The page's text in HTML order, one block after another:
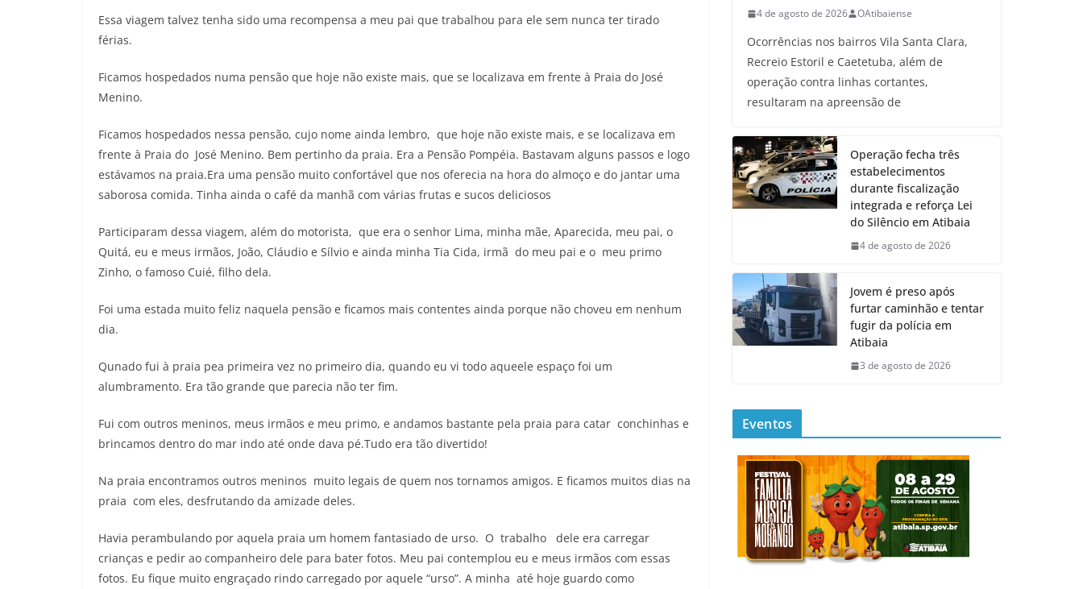
Essa viagem talvez tenha sido uma recompensa a meu pai que trabalhou para ele sem nunca ter tirado
férias.
Ficamos hospedados numa pensão que hoje não existe mais, que se localizava em frente à Praia do José
Menino.
Ficamos hospedados nessa pensão, cujo nome ainda lembro, que hoje não existe mais, e se localizava em
frente à Praia do José Menino. Bem pertinho da praia. Era a Pensão Pompéia. Bastavam alguns passos e logo
estávamos na praia.Era uma pensão muito confortável que nos oferecia na hora do almoço e do jantar uma
saborosa comida. Tinha ainda o café da manhã com várias frutas e sucos deliciosos
Participaram dessa viagem, além do motorista, que era o senhor Lima, minha mãe, Aparecida, meu pai, o
Quitá, eu e meus irmãos, João, Cláudio e Sílvio e ainda minha Tia Cida, irmã do meu pai e o meu primo
Zinho, o famoso Cuié, filho dela.
Foi uma estada muito feliz naquela pensão e ficamos mais contentes ainda porque não choveu em nenhum
dia.
Qunado fui à praia pea primeira vez no primeiro dia, quando eu vi todo aqueele espaço foi um
alumbramento. Era tão grande que parecia não ter fim.
Fui com outros meninos, meus irmãos e meu primo, e andamos bastante pela praia para catar conchinhas e
brincamos dentro do mar indo até onde dava pé.Tudo era tão divertido!
Na praia encontramos outros meninos muito legais de quem nos tornamos amigos. E ficamos muitos dias na
praia com eles, desfrutando da amizade deles.
Havia perambulando por aquela praia um homem fantasiado de urso. O trabalho dele era carregar
crianças e pedir ao companheiro dele para bater fotos. Meu pai contemplou eu e meus irmãos com essas
fotos. Eu fique muito engraçado rindo carregado por aquele “urso”. A minha até hoje guardo como
4 de agosto de 2026 OAtibaiense
Ocorrências nos bairros Vila Santa Clara,
Recreio Estoril e Caetetuba, além de
operação contra linhas cortantes,
resultaram na apreensão de
Operação fecha três
estabelecimentos
durante fiscalização
integrada e reforça Lei
do Silêncio em Atibaia
4 de agosto de 2026
Jovem é preso após
furtar caminhão e tentar
fugir da polícia em
Atibaia
3 de agosto de 2026
Eventos